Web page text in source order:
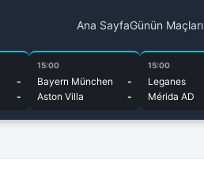
Ana SayfaGünün Maçları
-
-
15:00
Bayern München
-
Aston Villa
-
15:00
Leganes
Mérida AD